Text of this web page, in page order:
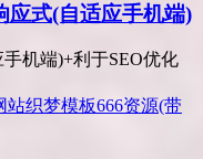
应式(自适应手机端)
机端)+利于SEO优化